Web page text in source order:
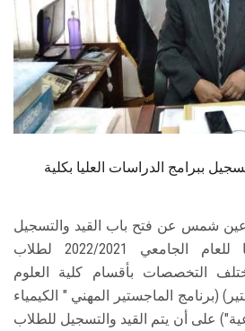
الخريجين
الموظفون
الزائـرون
ببرامج الدراسات العليا بكلية
عين شمس عن فتح باب القيد والتسجيل
ببرامج الدراسات العليا للعام الجامعي 2022/2021 لطلاب
التخصصات بأقسام كلية العلوم
(برنامج الماجستير المهني " الكيمياء
على أن يتم القيد والتسجيل للطلاب